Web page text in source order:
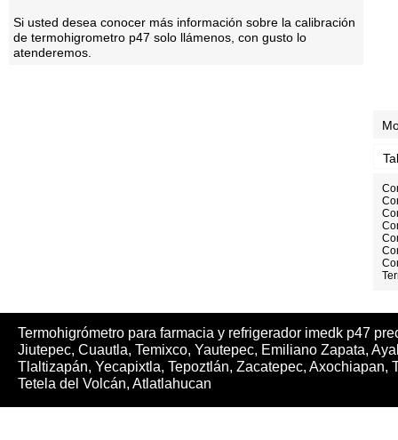
Si usted desea conocer más información sobre la calibración
de termohigrometro p47 solo llámenos, con gusto lo
atenderemos.
Termohigrómetro para farmacia y refrigerador imedk p47
Jiutepec, Cuautla, Temixco, Yautepec, Emiliano Zapata,
Tlaltizapán, Yecapixtla, Tepoztlán, Zacatepec, Axochiapan,
Tetela del Volcán, Atlatlahucan